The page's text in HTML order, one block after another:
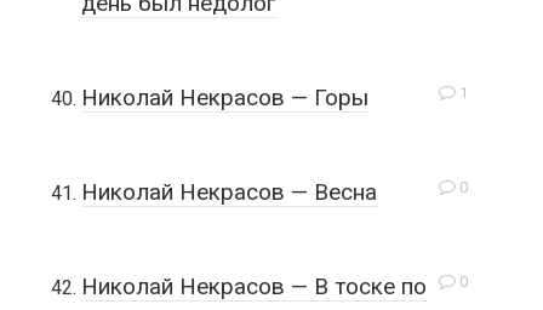
1
Николай Некрасов — Горы
0
Николай Некрасов — Весна
0
Николай Некрасов — В тоске по